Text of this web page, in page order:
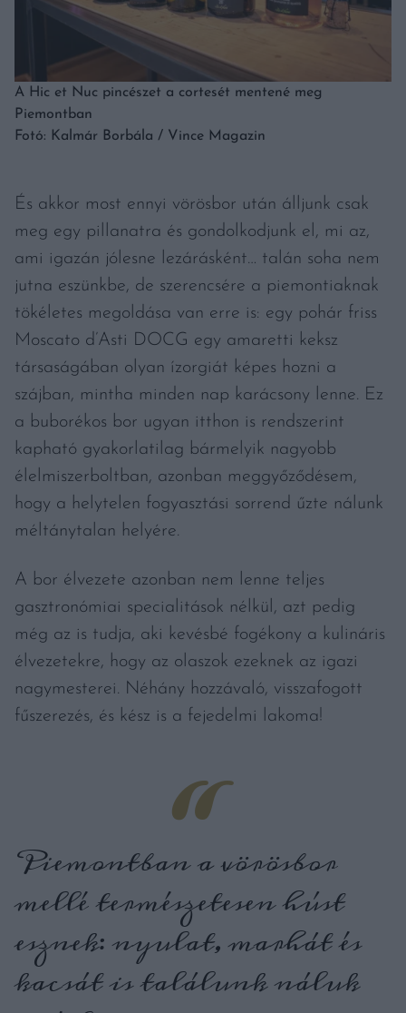
A Hic et Nuc pincészet a cortesét mentené meg
Piemontban
Fotó: Kalmár Borbála / Vince Magazin
És akkor most ennyi vörösbor után álljunk csak
meg egy pillanatra és gondolkodjunk el, mi az,
ami igazán jólesne lezárásként… talán soha nem
jutna eszünkbe, de szerencsére a piemontiaknak
tökéletes megoldása van erre is: egy pohár friss
Moscato d’Asti DOCG egy amaretti keksz
társaságában olyan ízorgiát képes hozni a
szájban, mintha minden nap karácsony lenne. Ez
a buborékos bor ugyan itthon is rendszerint
kapható gyakorlatilag bármelyik nagyobb
élelmiszerboltban, azonban meggyőződésem,
hogy a helytelen fogyasztási sorrend űzte nálunk
méltánytalan helyére.
A bor élvezete azonban nem lenne teljes
gasztronómiai specialitások nélkül, azt pedig
még az is tudja, aki kevésbé fogékony a kulináris
élvezetekre, hogy az olaszok ezeknek az igazi
nagymesterei. Néhány hozzávaló, visszafogott
fűszerezés, és kész is a fejedelmi lakoma!
Piemontban a vörösbor
mellé természetesen húst
esznek: nyulat, marhát és
kacsát is találunk náluk